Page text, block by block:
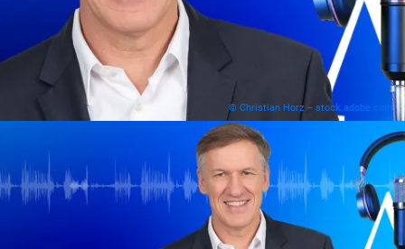
© Christian Horz – stock.adobe.com